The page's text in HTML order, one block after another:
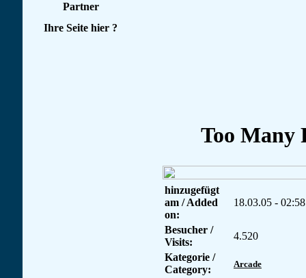
Partner
Ihre Seite hier ?
hinzugefügt
am / Added
on:
18.03.05 - 02:58
Besucher /
Visits:
4.520
Kategorie /
Category:
Arcade